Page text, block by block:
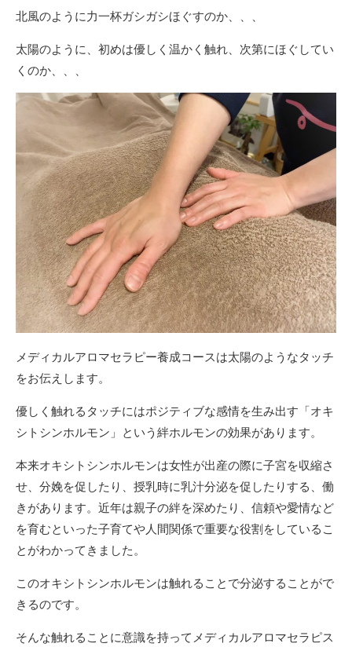
北風のように力一杯ガシガシほぐすのか、、、
太陽のように、初めは優しく温かく触れ、次第にほぐしてい
くのか、、、
メディカルアロマセラピー養成コースは太陽のようなタッチ
をお伝えします。
優しく触れるタッチにはポジティブな感情を生み出す「オキ
シトシンホルモン」という絆ホルモンの効果があります。
本来オキシトシンホルモンは女性が出産の際に子宮を収縮さ
せ、分娩を促したり、授乳時に乳汁分泌を促したりする、働
きがあります。近年は親子の絆を深めたり、信頼や愛情など
を育むといった子育てや人間関係で重要な役割をしているこ
とがわかってきました。
このオキシトシンホルモンは触れることで分泌することがで
きるのです。
そんな触れることに意識を持ってメディカルアロマセラピス